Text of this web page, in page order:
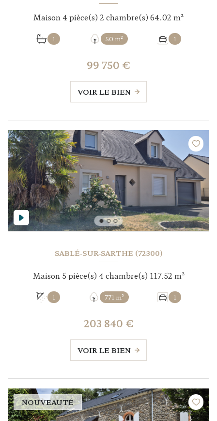
Maison 4 pièce(s) 2 chambre(s) 64.02 m²
1 50 m² 1
99 750 €
VOIR LE BIEN
SABLÉ-SUR-SARTHE (72300)
Maison 5 pièce(s) 4 chambre(s) 117.52 m²
1 771 m² 1
203 840 €
VOIR LE BIEN
NOUVEAUTÉ